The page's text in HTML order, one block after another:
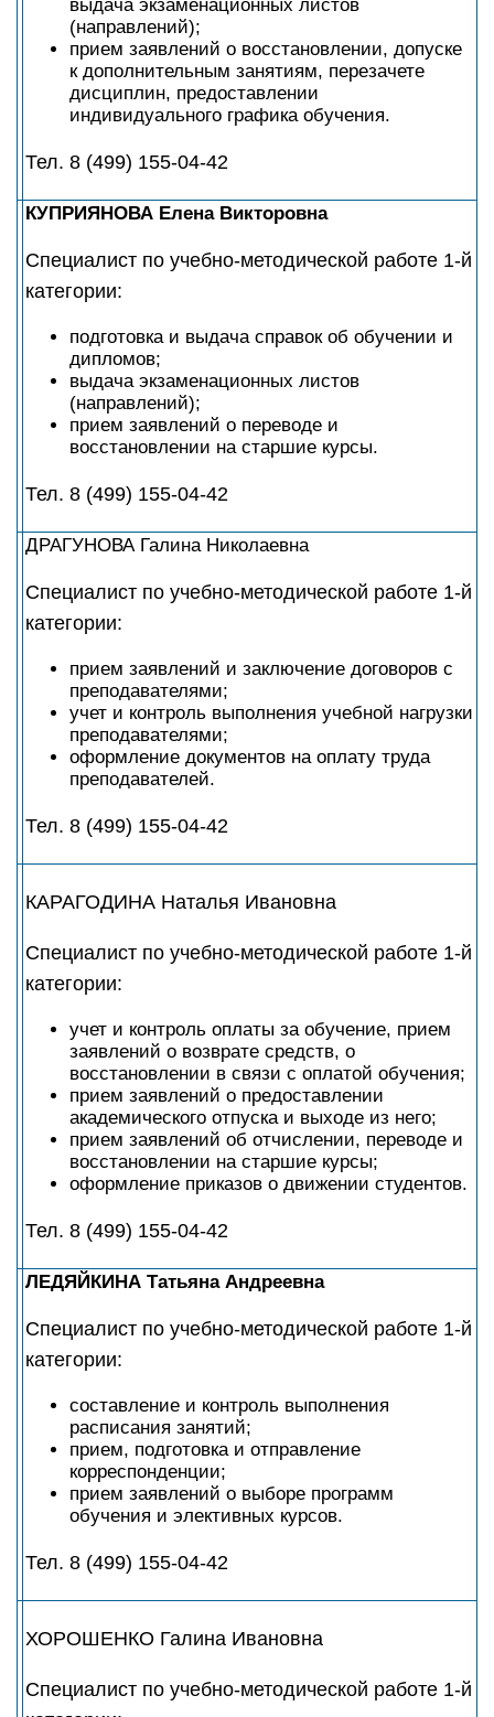
выдача экзаменационных листов
(направлений);
прием заявлений о восстановлении, допуске
к дополнительным занятиям, перезачете
дисциплин, предоставлении
индивидуального графика обучения.
Тел. 8 (499) 155-04-42
КУПРИЯНОВА Елена Викторовна
Специалист по учебно-методической работе 1-й
категории:
подготовка и выдача справок об обучении и
дипломов;
выдача экзаменационных листов
(направлений);
прием заявлений о переводе и
восстановлении на старшие курсы.
Тел. 8 (499) 155-04-42
ДРАГУНОВА Галина Николаевна
Специалист по учебно-методической работе 1-й
категории:
прием заявлений и заключение договоров с
преподавателями;
учет и контроль выполнения учебной нагрузки
преподавателями;
оформление документов на оплату труда
преподавателей.
Тел. 8 (499) 155-04-42
КАРАГОДИНА Наталья Ивановна
Специалист по учебно-методической работе 1-й
категории:
учет и контроль оплаты за обучение, прием
заявлений о возврате средств, о
восстановлении в связи с оплатой обучения;
прием заявлений о предоставлении
академического отпуска и выходе из него;
прием заявлений об отчислении, переводе и
восстановлении на старшие курсы;
оформление приказов о движении студентов.
Тел. 8 (499) 155-04-42
ЛЕДЯЙКИНА Татьяна Андреевна
Специалист по учебно-методической работе 1-й
категории:
составление и контроль выполнения
расписания занятий;
прием, подготовка и отправление
корреспонденции;
прием заявлений о выборе программ
обучения и элективных курсов.
Тел. 8 (499) 155-04-42
ХОРОШЕНКО Галина Ивановна
Специалист по учебно-методической работе 1-й